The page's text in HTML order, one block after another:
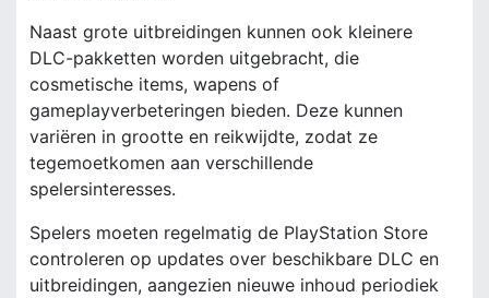
Naast grote uitbreidingen kunnen ook kleinere
DLC-pakketten worden uitgebracht, die
cosmetische items, wapens of
gameplayverbeteringen bieden. Deze kunnen
variëren in grootte en reikwijdte, zodat ze
tegemoetkomen aan verschillende
spelersinteresses.
Spelers moeten regelmatig de PlayStation Store
controleren op updates over beschikbare DLC en
uitbreidingen, aangezien nieuwe inhoud periodiek